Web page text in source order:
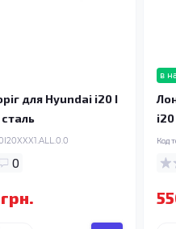
для Hyundai i20 I
0
в
i20
Код